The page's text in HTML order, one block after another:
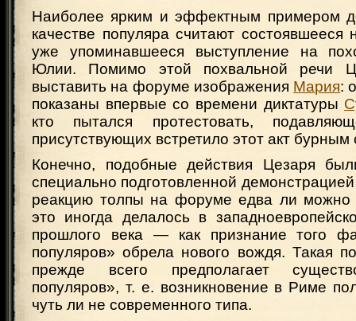
Наиболее ярким и эффектным примером
качестве популяра считают состоявшееся
уже упоминавшееся выступление на
Юлии. Помимо этой похвальной речи
выставить на форуме изображения Мария:
показаны впервые со времени диктатуры
кто пытался протестовать,
присутствующих встретило этот акт
Конечно, подобные действия Цезаря
специально подготовленной
реакцию толпы на форуме едва ли
это иногда делалось в
прошлого века — как признание того
популяров» обрела нового вождя. Такая
прежде всего предполагает
популяров», т. е. возникновение в Риме
чуть ли не современного типа.